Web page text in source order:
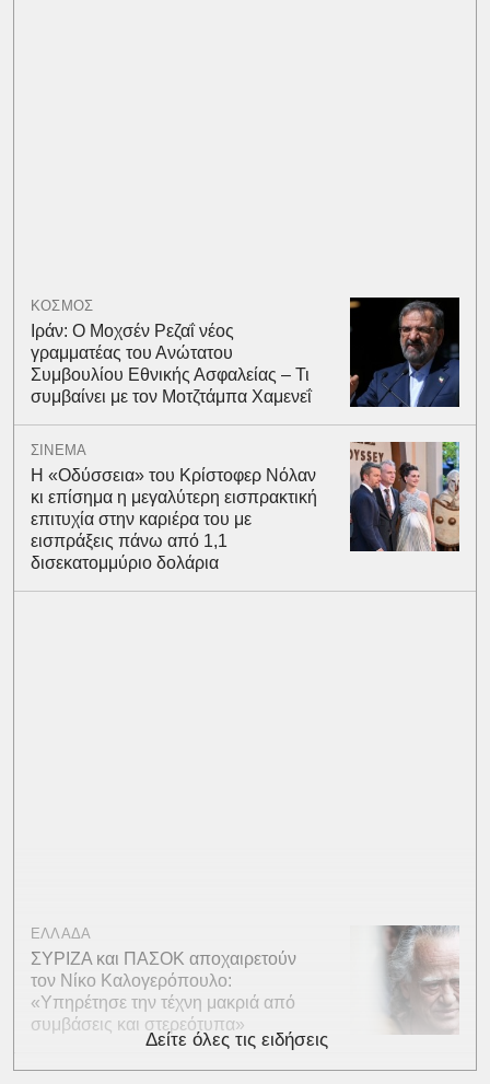
ΚΟΣΜΟΣ
Ιράν: Ο Μοχσέν Ρεζαΐ νέος
γραμματέας του Ανώτατου
Συμβουλίου Εθνικής Ασφαλείας – Τι
συμβαίνει με τον Μοτζτάμπα Χαμενεΐ
ΣΙΝΕΜΑ
Η «Οδύσσεια» του Κρίστοφερ Νόλαν
κι επίσημα η μεγαλύτερη εισπρακτική
επιτυχία στην καριέρα του με
εισπράξεις πάνω από 1,1
δισεκατομμύριο δολάρια
ΕΛΛΑΔΑ
ΣΥΡΙΖΑ και ΠΑΣΟΚ αποχαιρετούν
τον Νίκο Καλογερόπουλο:
«Υπηρέτησε την τέχνη μακριά από
συμβάσεις και στερεότυπα»
Δείτε όλες τις ειδήσεις